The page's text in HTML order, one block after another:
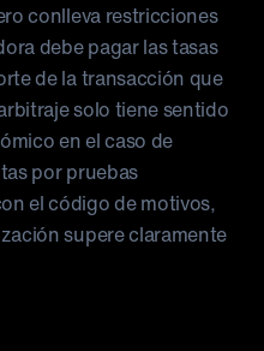
conlleva restricciones
debe pagar las tasas
de la transacción que
solo tiene sentido
en el caso de
por pruebas
el código de motivos,
supere claramente